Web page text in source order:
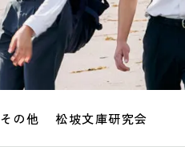
その他 松坡文庫研究会